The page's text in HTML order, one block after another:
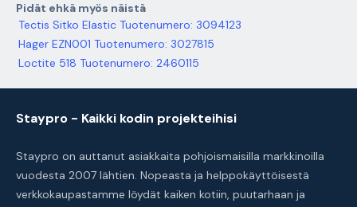
Pidät ehkä myös näistä
Tectis Sitko Elastic Tuotenumero: 3094123
Hager EZN001 Tuotenumero: 3027815
Loctite 518 Tuotenumero: 2460115
Staypro - Kaikki kodin projekteihisi
Staypro on auttanut asiakkaita pohjoismaisilla markkinoilla
vuodesta 2007 lähtien. Nopeasta ja helppokäyttöisestä
verkkokaupastamme löydät kaiken kotiin, puutarhaan ja